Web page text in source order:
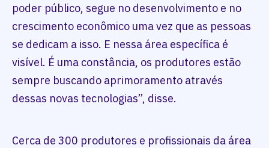
poder público, segue no desenvolvimento e no
crescimento econômico uma vez que as pessoas
se dedicam a isso. E nessa área específica é
visível. É uma constância, os produtores estão
sempre buscando aprimoramento através
dessas novas tecnologias”, disse.
Cerca de 300 produtores e profissionais da área